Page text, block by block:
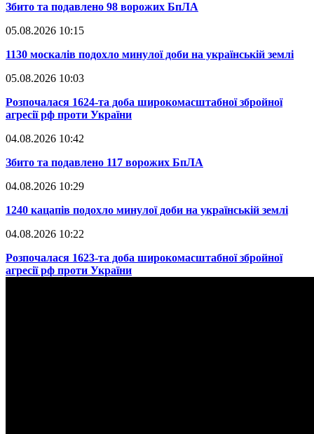
​Збито та подавлено 98 ворожих БпЛА
05.08.2026 10:15
​1130 москалів подохло минулої доби на українській землі
05.08.2026 10:03
​Розпочалася 1624-та доба широкомасштабної збройної
агресії рф проти України
04.08.2026 10:42
​Збито та подавлено 117 ворожих БпЛА
04.08.2026 10:29
​1240 кацапів подохло минулої доби на українській землі
04.08.2026 10:22
​Розпочалася 1623-та доба широкомасштабної збройної
агресії рф проти України